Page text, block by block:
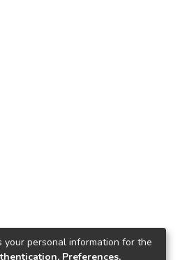
your personal information for the
Preferences,